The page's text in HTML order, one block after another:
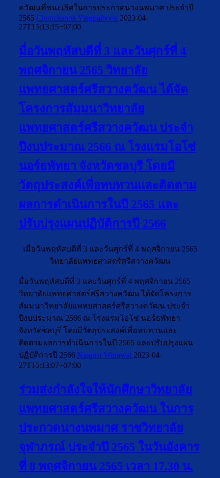
ควัฒนที่ชนะเลิศในการประกวดนางนพมาศ ประจำปี
2565 Chonchanok Yingpaiboon 2023-04-
27T15:13:15+07:00
มื่อวันพฤหัสบดีที่ 3 และวันศุกร์ที่ 4
พฤศจิกายน 2565 วิทยาลัย
แพทยศาสตร์ศรีสวางควัฒน ได้จัด
โครงการสัมมนาวิทยาลัย
แพทยศาสตร์ศรีสวางควัฒน ประจำ
ปีงบประมาณ 2566 ณ โรงแรมโอโซ่
นอร์ธพัทยา จังหวัดชลบุรี โดยมี
วัตถุประสงค์เพื่อทบทวนและติดตาม
ผลการดำเนินการในปี 2565 และ
ปรับปรุงแผนปฏิบัติการปี 2566
เมื่อวันพฤหัสบดีที่ 3 และวันศุกร์ที่ 4 พฤศจิกายน 2565
วิทยาลัยแพทยศาสตร์ศรีสวางควัฒน
มื่อวันพฤหัสบดีที่ 3 และวันศุกร์ที่ 4 พฤศจิกายน 2565
วิทยาลัยแพทยศาสตร์ศรีสวางควัฒน ได้จัดโครงการ
สัมมนาวิทยาลัยแพทยศาสตร์ศรีสวางควัฒน ประจำ
ปีงบประมาณ 2566 ณ โรงแรมโอโซ่ นอร์ธพัทยา
จังหวัดชลบุรี โดยมีวัตถุประสงค์เพื่อทบทวนและ
ติดตามผลการดำเนินการในปี 2565 และปรับปรุงแผน
ปฏิบัติการปี 2566 Nipapat Worawat 2023-04-
27T15:13:07+07:00
ร่วมส่งกำลังใจให้นักศึกษาวิทยาลัย
แพทยศาสตร์ศรีสวางควัฒน ในการ
ประกวดนางนพมาศ ราชวิทยาลัย
จุฬาภรณ์ ประจำปี 2565 ในวันอังคาร
ที่ 8 พฤศจิกายน 2565 เวลา 17.30 น.